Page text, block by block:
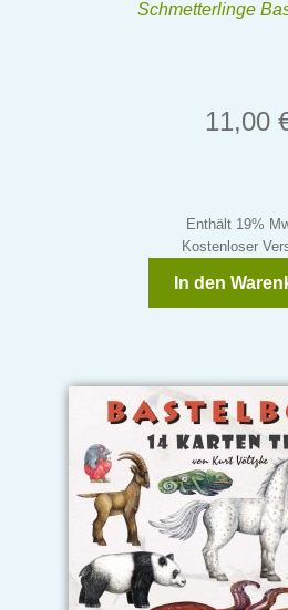
Schmetterlinge
11,00
Enthält 19%
Kostenloser
In den